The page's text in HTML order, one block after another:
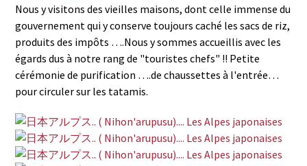
Nous y visitons des vieilles maisons, dont celle immense du
gouvernement qui y conserve toujours caché les sacs de riz,
produits des impôts ….Nous y sommes accueillis avec les
égards dus à notre rang de "touristes chefs" !! Petite
cérémonie de purification ….de chaussettes à l'entrée…
pour circuler sur les tatamis.